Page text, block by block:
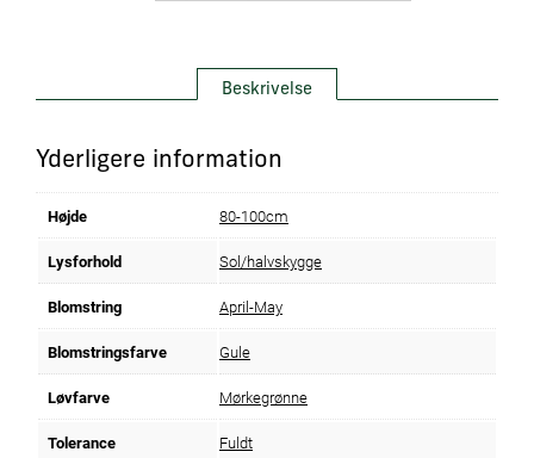
Beskrivelse
Yderligere information
Højde 80-100cm
Lysforhold Sol/halvskygge
Blomstring April-May
Blomstringsfarve Gule
Løvfarve Mørkegrønne
Tolerance Fuldt